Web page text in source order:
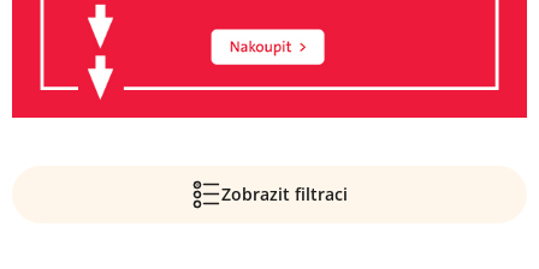
Zobrazit filtraci